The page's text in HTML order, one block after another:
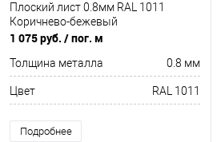
Плоский лист 0.8мм RAL 1011
Коричнево-бежевый
1 075 руб. / пог. м
Толщина металла 0.8 мм
Цвет RAL 1011
Подробнее